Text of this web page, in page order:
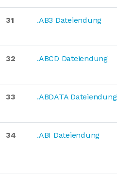
31 .AB3 Dateiendung
32 .ABCD Dateiendung
33 .ABDATA Dateiendung
34 .ABI Dateiendung